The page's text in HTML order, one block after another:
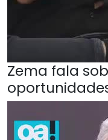
Zema fala